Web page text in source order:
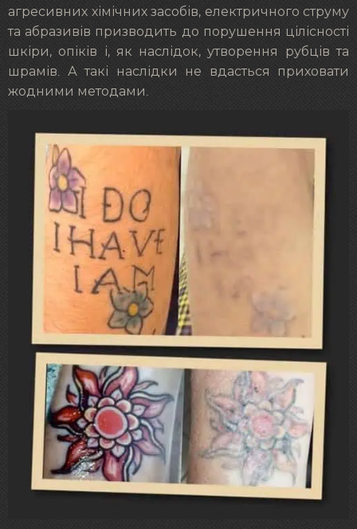
агресивних хімічних засобів, електричного струму
та абразивів призводить до порушення цілісності
шкіри, опіків і, як наслідок, утворення рубців та
шрамів. А такі наслідки не вдасться приховати
жодними методами.